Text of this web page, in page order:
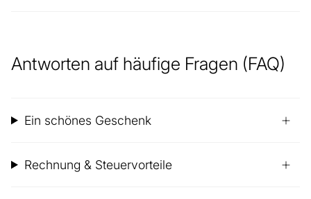
Antworten auf häufige Fragen (FAQ)
Ein schönes Geschenk
Rechnung & Steuervorteile